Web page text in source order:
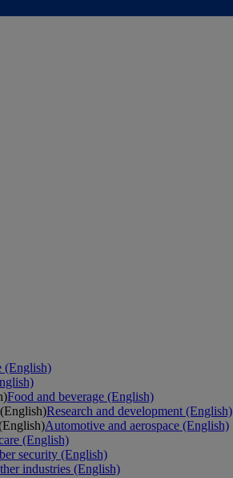
(English)
Food and beverage (English)
Research and development (English)
Automotive and aerospace (English)
(English)
security (English)
industries (English)